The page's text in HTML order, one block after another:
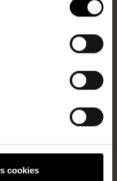
cookies